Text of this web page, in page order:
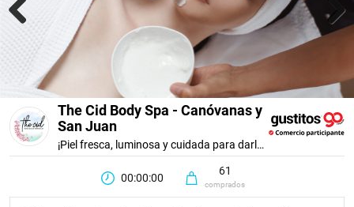
Previous
The Cid Body Spa - Canóvanas y
San Juan
¡Piel fresca, luminosa y cuidada para darle un respiro a tu rostro!
00:00:00
61
comprados